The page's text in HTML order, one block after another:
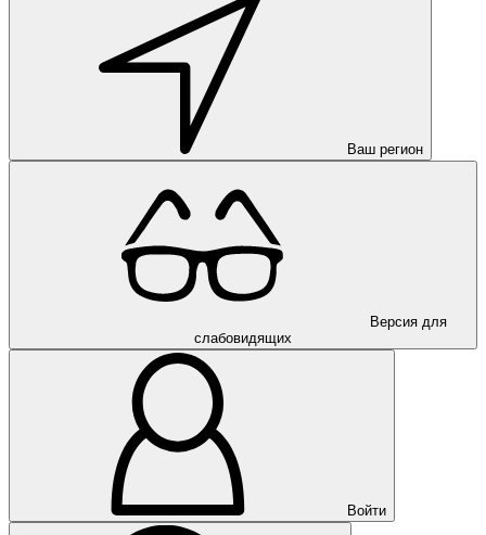
Ваш регион
Версия для
слабовидящих
Войти